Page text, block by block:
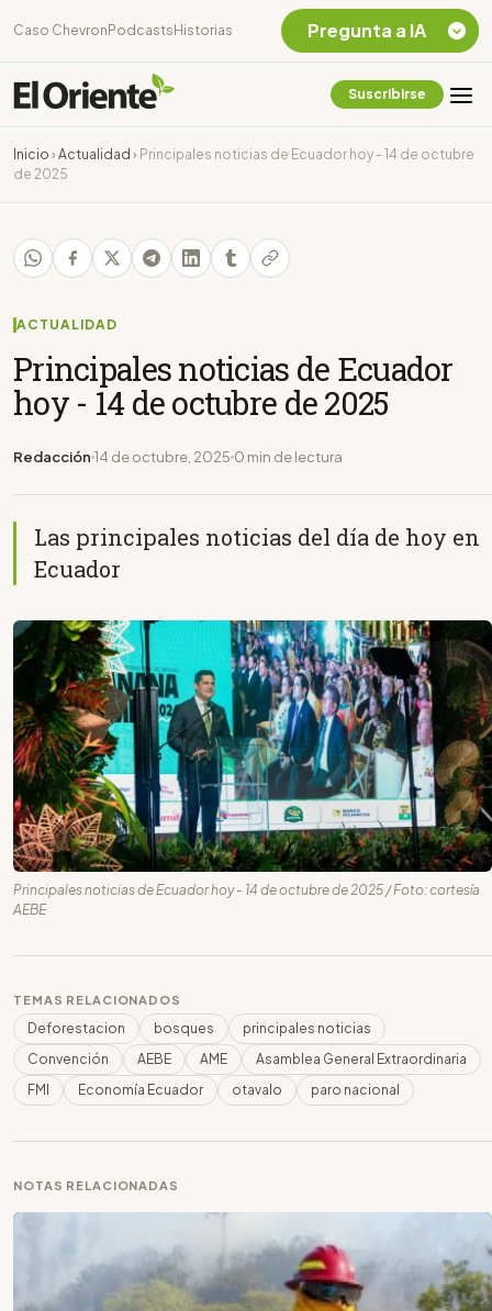
Caso Chevron Podcasts Historias
Suscribirse
Inicio › Actualidad › Principales noticias de Ecuador hoy - 14 de octubre
de 2025
ACTUALIDAD
Principales noticias de Ecuador
hoy - 14 de octubre de 2025
Redacción 14 de octubre, 2025 0 min de lectura
Las principales noticias del día de hoy en
Ecuador
Principales noticias de Ecuador hoy - 14 de octubre de 2025 / Foto: cortesía
AEBE
TEMAS RELACIONADOS
Deforestacion bosques
principales noticias
Convención
AEBE AME
Asamblea General Extraordinaria
FMI
Economía Ecuador otavalo paro nacional
NOTAS RELACIONADAS
Pregunta a IA
Chevron Ecuador